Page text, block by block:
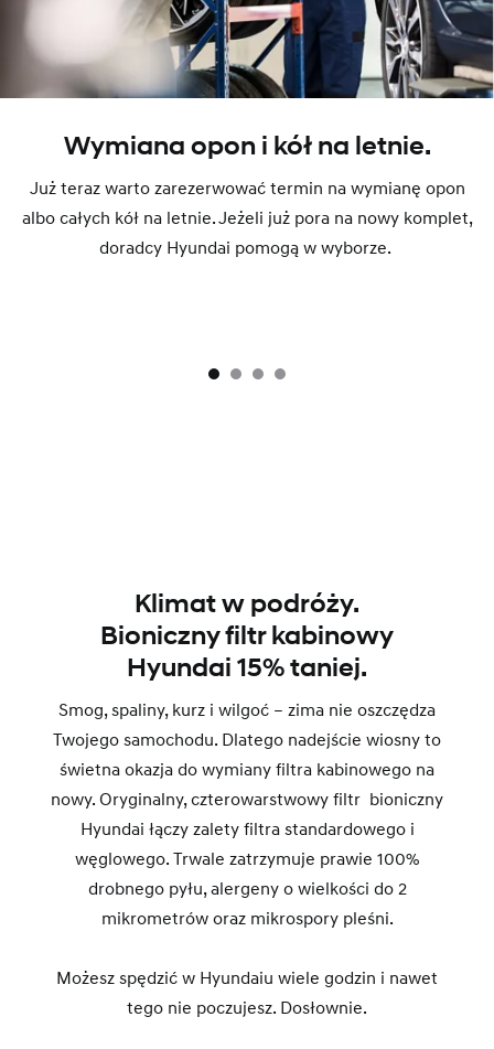
Wymiana opon i kół na letnie.
Już teraz warto zarezerwować termin na wymianę opon
albo całych kół na letnie. Jeżeli już pora na nowy komplet,
doradcy Hyundai pomogą w wyborze.
Klimat w podróży.
Bioniczny filtr kabinowy
Hyundai 15% taniej.
Smog, spaliny, kurz i wilgoć – zima nie oszczędza
Twojego samochodu. Dlatego nadejście wiosny to
świetna okazja do wymiany filtra kabinowego na
nowy. Oryginalny, czterowarstwowy filtr bioniczny
Hyundai łączy zalety filtra standardowego i
węglowego. Trwale zatrzymuje prawie 100%
drobnego pyłu, alergeny o wielkości do 2
mikrometrów oraz mikrospory pleśni.
Możesz spędzić w Hyundaiu wiele godzin i nawet
tego nie poczujesz. Dosłownie.